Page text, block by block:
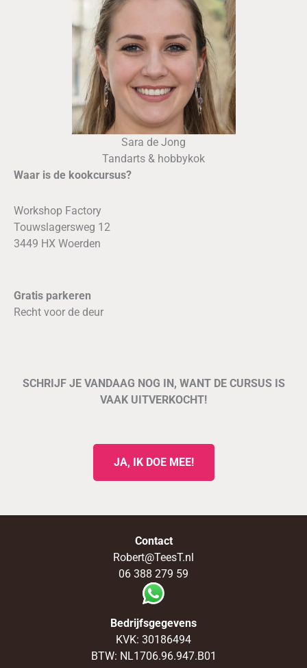
Sara de Jong
Tandarts & hobbykok
Waar is de kookcursus?
Workshop Factory
Touwslagersweg 12
3449 HX Woerden
Gratis parkeren
Recht voor de deur
SCHRIJF JE VANDAAG NOG IN, WANT DE CURSUS IS
VAAK UITVERKOCHT!
JA, IK DOE MEE!
Contact
Robert@TeesT.nl
06 388 279 59
Bedrijfsgegevens
KVK: 30186494
BTW: NL1706.96.947.B01